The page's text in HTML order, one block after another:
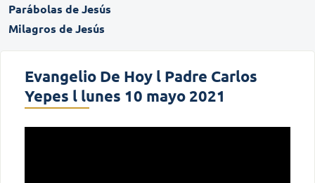
Parábolas de Jesús
Milagros de Jesús
Evangelio De Hoy l Padre Carlos
Yepes l lunes 10 mayo 2021